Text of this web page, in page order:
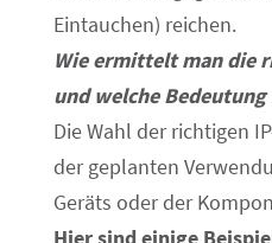
Eintauchen) reichen.
Wie ermittelt man die
und welche Bedeutung
Die Wahl der richtigen
der geplanten
Geräts oder der
Hier sind einige